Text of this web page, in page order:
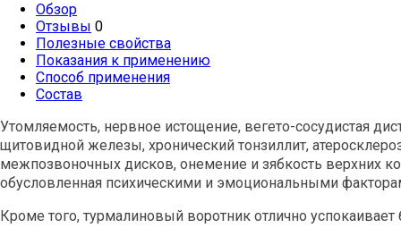
Обзор
Отзывы 0
Полезные свойства
Показания к применению
Способ применения
Состав
Утомляемость, нервное истощение, вегето-сосудистая
щитовидной железы, хронический тонзиллит,
межпозвоночных дисков, онемение и зябкость верхних
обусловленная психическими и эмоциональными
Кроме того, турмалиновый воротник отлично